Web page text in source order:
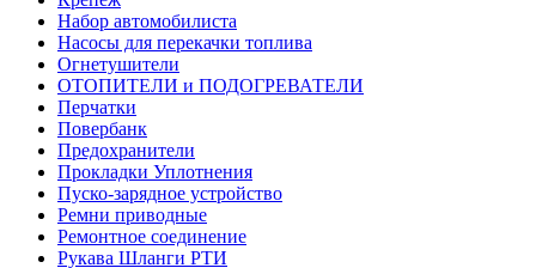
Набор автомобилиста
Насосы для перекачки топлива
Огнетушители
ОТОПИТЕЛИ и ПОДОГРЕВАТЕЛИ
Перчатки
Повербанк
Предохранители
Прокладки Уплотнения
Пуско-зарядное устройство
Ремни приводные
Ремонтное соединение
Рукава Шланги РТИ